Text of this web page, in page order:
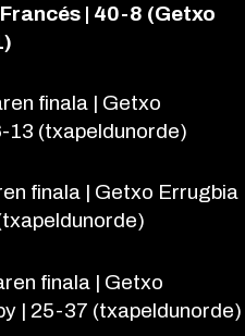
| 40-8 (Getxo
finala | Getxo
13 (txapeldunorde)
finala | Getxo Errugbia
finala | Getxo
| 25-37 (txapeldunorde)